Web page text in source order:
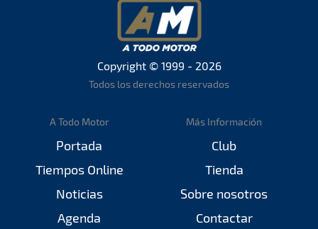
Copyright © 1999 - 2026
Todos los derechos reservados
A Todo Motor
Portada
Tiempos Online
Noticias
Agenda
Más Información
Club
Tienda
Sobre nosotros
Contactar